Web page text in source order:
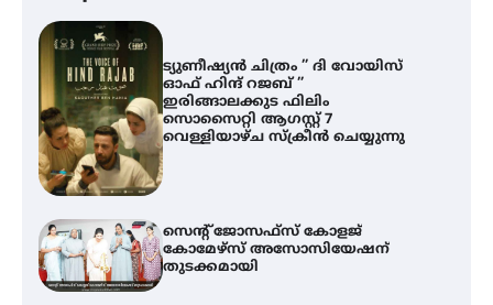
ട്യുണീഷ്യൻ ചിത്രം ” ദി വോയിസ്
ഓഫ് ഹിന്ദ് റജബ് ”
ഇരിങ്ങാലക്കുട ഫിലിം
സൊസൈറ്റി ആഗസ്റ്റ് 7
വെള്ളിയാഴ്ച സ്‌ക്രീൻ ചെയ്യുന്നു
സെന്റ് ജോസഫ്സ് കോളജ്
കോമേഴ്‌സ് അസോസിയേഷന്
തുടക്കമായി